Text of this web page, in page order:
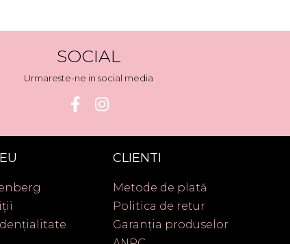
SOCIAL
Urmareste-ne in social media
CLIENTI
Metode de plată
Politica de retur
Garanția produselor